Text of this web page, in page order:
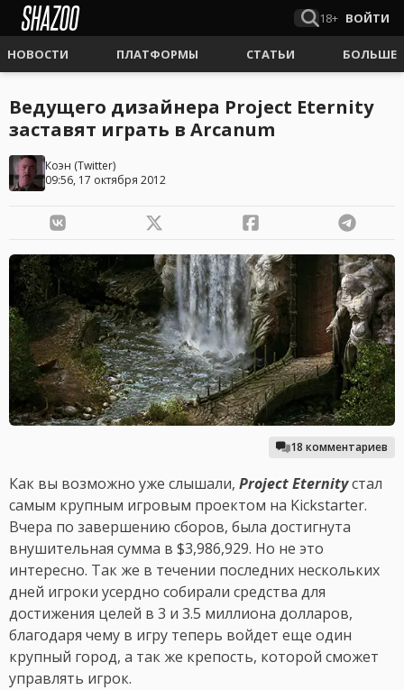
18+ ВОЙТИ
НОВОСТИ ПЛАТФОРМЫ СТАТЬИ БОЛЬШЕ
Ведущего дизайнера Project Eternity
заставят играть в Arcanum
Коэн (Twitter)
09:56, 17 октября 2012
18 комментариев
Как вы возможно уже слышали, Project Eternityстал
самым крупным игровым проектом на Kickstarter.
Вчера по завершению сборов, была достигнута
внушительная сумма в $3,986,929. Но не это
интересно. Так же в течении последних нескольких
дней игроки усердно собирали средства для
достижения целей в 3 и 3.5 миллиона долларов,
благодаря чему в игру теперь войдет еще один
крупный город, а так же крепость, которой сможет
управлять игрок.